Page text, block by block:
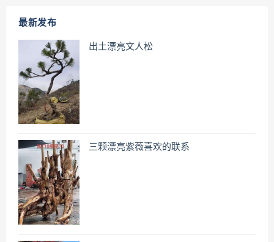
最新发布
出土漂亮文人松
三颗漂亮紫薇喜欢的联系